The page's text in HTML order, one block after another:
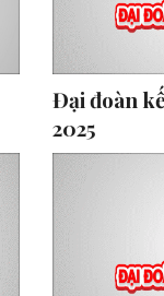
Đại đoàn
2025